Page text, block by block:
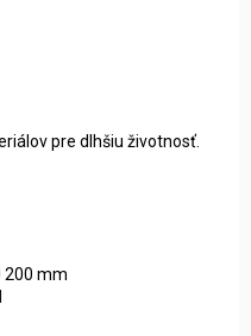
pre dlhšiu životnosť.
200 mm